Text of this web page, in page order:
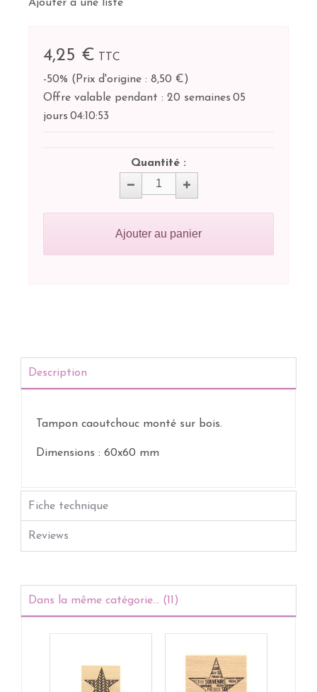
Ajouter à une liste
4,25 €
TTC
-50% ( Prix d'origine : 8,50 €)
Offre valable pendant : 20 semaines 05
jours 04:10:53
Quantité :
Ajouter au panier
Description
Tampon caoutchouc monté sur bois.
Dimensions : 60x60 mm
Fiche technique
Reviews
Dans la même catégorie... (11)